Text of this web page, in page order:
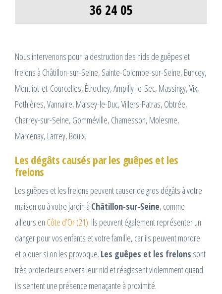
36 24 05
Nous intervenons pour la destruction des nids de guêpes et
frelons à Châtillon-sur-Seine, Sainte-Colombe-sur-Seine, Buncey,
Montliot-et-Courcelles, Étrochey, Ampilly-le-Sec, Massingy, Vix,
Pothières, Vannaire, Maisey-le-Duc, Villers-Patras, Obtrée,
Charrey-sur-Seine, Gomméville, Chamesson, Molesme,
Marcenay, Larrey, Bouix.
Les dégâts causés par les guêpes et les
frelons
Les guêpes et les frelons peuvent causer de gros dégâts à votre
maison ou à votre jardin à Châtillon-sur-Seine, comme
ailleurs en Côte d’Or (21). Ils peuvent également représenter un
danger pour vos enfants et votre famille, car ils peuvent mordre
et piquer si on les provoque. Les guêpes et les frelons sont
très protecteurs envers leur nid et réagissent violemment quand
ils sentent une présence menaçante à proximité.